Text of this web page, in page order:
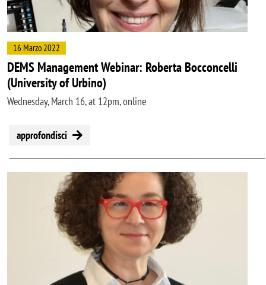
16 Marzo 2022
DEMS Management Webinar: Roberta Bocconcelli
(University of Urbino)
Wednesday, March 16, at 12pm, online
approfondisci